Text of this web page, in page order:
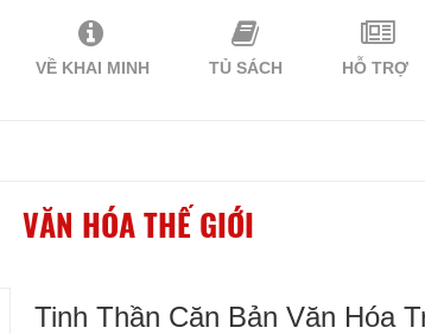
VỀ KHAI MINH TỦ SÁCH HỖ TRỢ
VĂN HÓA THẾ GIỚI
Tinh Thần Căn Bản Văn Hóa